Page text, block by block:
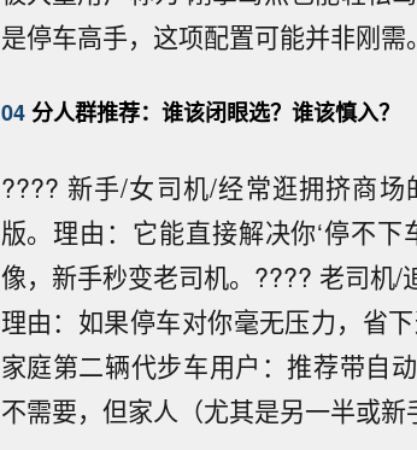
是停车高手，这项配置可能并非刚需。
04分人群推荐：谁该闭眼选？谁该慎入？
???? 新手/女司机/经常逛拥挤商
版。理由：它能直接解决你‘停不
像，新手秒变老司机。???? 老司机/
理由：如果停车对你毫无压力，省
家庭第二辆代步车用户：推荐带自
不需要，但家人（尤其是另一半或新